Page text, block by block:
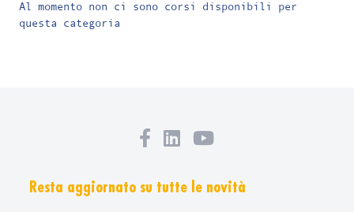
Al momento non ci sono corsi disponibili per
questa categoria
Resta aggiornato su tutte le novità